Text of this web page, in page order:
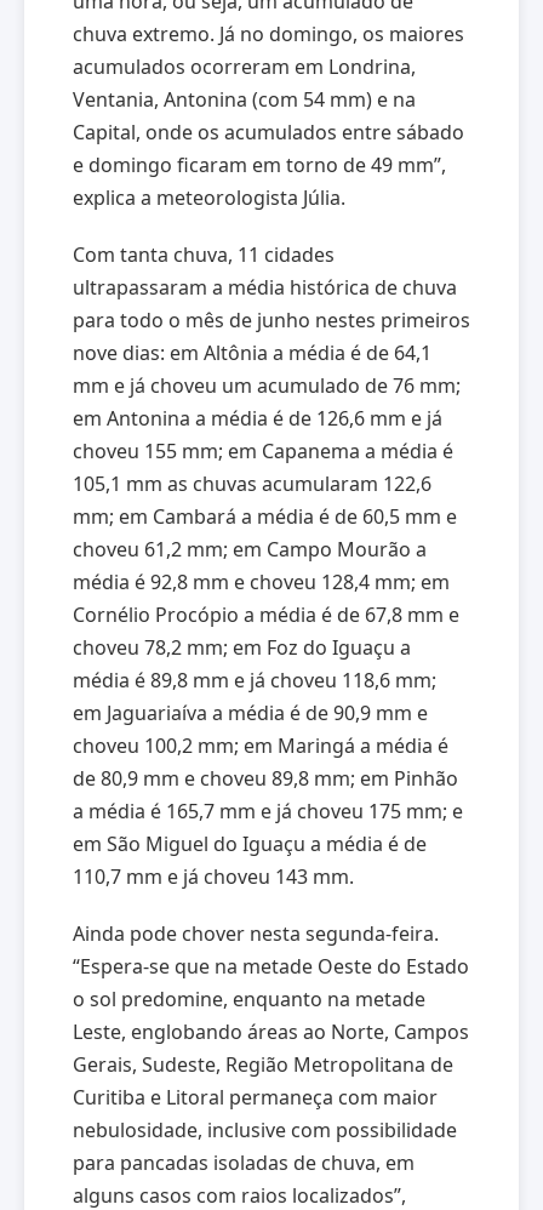
chuva extremo. Já no domingo, os maiores
acumulados ocorreram em Londrina,
Ventania, Antonina (com 54 mm) e na
Capital, onde os acumulados entre sábado
e domingo ficaram em torno de 49 mm”,
explica a meteorologista Júlia.
Com tanta chuva, 11 cidades
ultrapassaram a média histórica de chuva
para todo o mês de junho nestes primeiros
nove dias: em Altônia a média é de 64,1
mm e já choveu um acumulado de 76 mm;
em Antonina a média é de 126,6 mm e já
choveu 155 mm; em Capanema a média é
105,1 mm as chuvas acumularam 122,6
mm; em Cambará a média é de 60,5 mm e
choveu 61,2 mm; em Campo Mourão a
média é 92,8 mm e choveu 128,4 mm; em
Cornélio Procópio a média é de 67,8 mm e
choveu 78,2 mm; em Foz do Iguaçu a
média é 89,8 mm e já choveu 118,6 mm;
em Jaguariaíva a média é de 90,9 mm e
choveu 100,2 mm; em Maringá a média é
de 80,9 mm e choveu 89,8 mm; em Pinhão
a média é 165,7 mm e já choveu 175 mm; e
em São Miguel do Iguaçu a média é de
110,7 mm e já choveu 143 mm.
Ainda pode chover nesta segunda-feira.
“Espera-se que na metade Oeste do Estado
o sol predomine, enquanto na metade
Leste, englobando áreas ao Norte, Campos
Gerais, Sudeste, Região Metropolitana de
Curitiba e Litoral permaneça com maior
nebulosidade, inclusive com possibilidade
para pancadas isoladas de chuva, em
alguns casos com raios localizados”,